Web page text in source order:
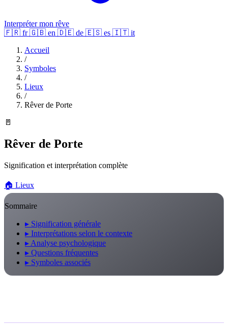
Interpréter mon rêve
🇫🇷 fr 🇬🇧 en 🇩🇪 de 🇪🇸 es 🇮🇹 it
Accueil
/
Symboles
/
Lieux
/
Rêver de Porte
🚪
Rêver de Porte
Signification et interprétation complète
🏠 Lieux
Sommaire
▸ Signification générale
▸ Interprétations selon le contexte
▸ Analyse psychologique
▸ Questions fréquentes
▸ Symboles associés